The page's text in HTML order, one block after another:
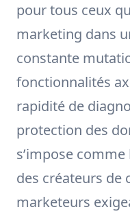
pour tous ceux
marketing dans
constante
fonctionnalités
rapidité de
protection des
s’impose
des créateurs de
marketeurs